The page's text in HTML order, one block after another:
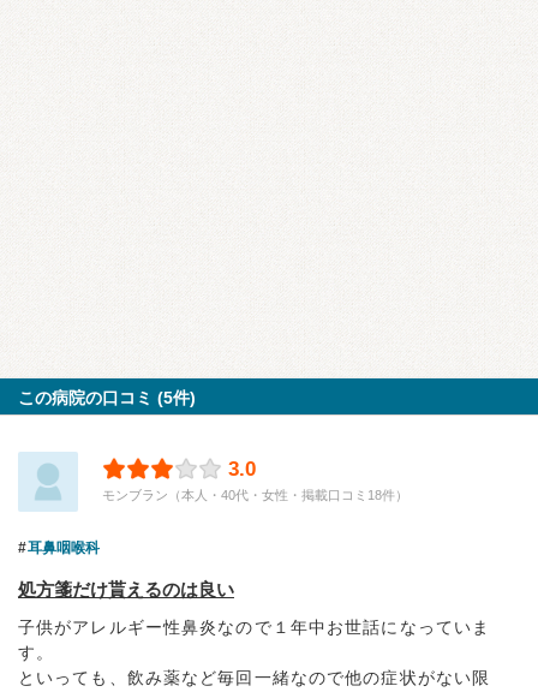
この病院の口コミ (5件)
3.0
モンブラン（本人・40代・女性・掲載口コミ18件）
耳鼻咽喉科
処方箋だけ貰えるのは良い
子供がアレルギー性鼻炎なので１年中お世話になっていま
す。
といっても、飲み薬など毎回一緒なので他の症状がない限